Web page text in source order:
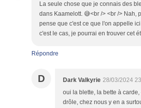
La seule chose que je connais des
dans Kaamelott. 😅<br /> <br /> Nah,
pense que c'est ce que l'on appelle
c'est le cas, je pourrai en trouver cet
Répondre
D Dark Valkyrie 28/03/2024
oui la blette, la bette à
drôle, chez nous y en a